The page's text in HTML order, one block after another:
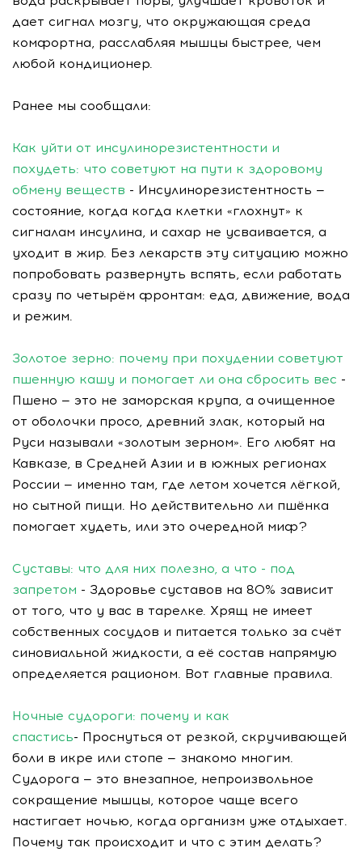
дает сигнал мозгу, что окружающая среда
комфортна, расслабляя мышцы быстрее, чем
любой кондиционер.
Ранее мы сообщали:
Как уйти от инсулинорезистентности и
похудеть: что советуют на пути к здоровому
обмену веществ - Инсулинорезистентность —
состояние, когда когда клетки «глохнут» к
сигналам инсулина, и сахар не усваивается, а
уходит в жир. Без лекарств эту ситуацию можно
попробовать развернуть вспять, если работать
сразу по четырём фронтам: еда, движение, вода
и режим.
Золотое зерно: почему при похудении советуют
пшенную кашу и помогает ли она сбросить вес -
Пшено — это не заморская крупа, а очищенное
от оболочки просо, древний злак, который на
Руси называли «золотым зерном». Его любят на
Кавказе, в Средней Азии и в южных регионах
России — именно там, где летом хочется лёгкой,
но сытной пищи. Но действительно ли пшёнка
помогает худеть, или это очередной миф?
Суставы: что для них полезно, а что - под
запретом - Здоровье суставов на 80% зависит
от того, что у вас в тарелке. Хрящ не имеет
собственных сосудов и питается только за счёт
синовиальной жидкости, а её состав напрямую
определяется рационом. Вот главные правила.
Ночные судороги: почему и как
спастись- Проснуться от резкой, скручивающей
боли в икре или стопе — знакомо многим.
Судорога — это внезапное, непроизвольное
сокращение мышцы, которое чаще всего
настигает ночью, когда организм уже отдыхает.
Почему так происходит и что с этим делать?